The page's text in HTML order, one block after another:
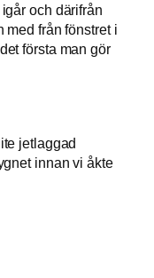
och därifrån
med från fönstret i
första man gör
jetlaggad
innan vi åkte